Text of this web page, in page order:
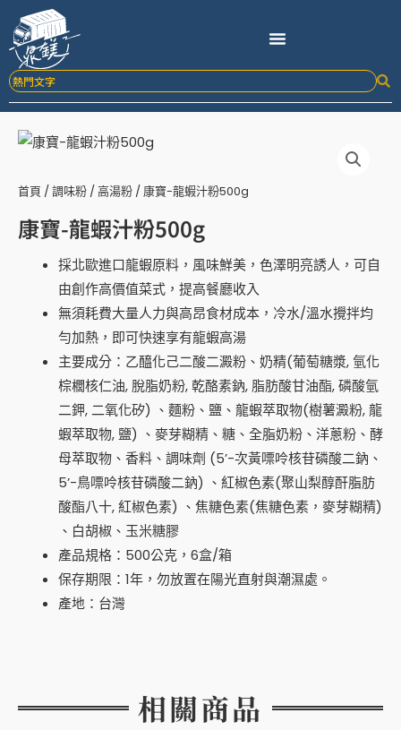
要
內
首頁 /調味粉 /高湯粉 / 康寶-龍蝦汁粉500g
康寶-龍蝦汁粉500g
採北歐進口龍蝦原料，風味鮮美，色澤明亮誘人，可自
由創作高價值菜式，提高餐廳收入
無須耗費大量人力與高昂食材成本，冷水/溫水攪拌均
勻加熱，即可快速享有龍蝦高湯
主要成分：乙醯化己二酸二澱粉、奶精(葡萄糖漿, 氫化
棕櫚核仁油, 脫脂奶粉, 乾酪素鈉, 脂肪酸甘油酯, 磷酸氫
二鉀, 二氧化矽) 、麵粉、鹽、龍蝦萃取物(樹薯澱粉, 龍
蝦萃取物, 鹽) 、麥芽糊精、糖、全脂奶粉、洋蔥粉、酵
母萃取物、香料、調味劑 (5’-次黃嘌呤核苷磷酸二鈉、
5’-鳥嘌呤核苷磷酸二鈉) 、紅椒色素(聚山梨醇酐脂肪
酸酯八十, 紅椒色素) 、焦糖色素(焦糖色素，麥芽糊精)
、白胡椒、玉米糖膠
產品規格：500公克，6盒/箱
保存期限：1年，勿放置在陽光直射與潮濕處。
產地：台灣
相關商品